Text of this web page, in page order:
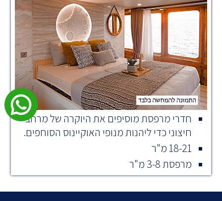
חדרי מרפסת מוסיפים את היוקרה של מרחב
חיצוני כדי ליהנות מנופי האוקיינוס ​​הסוחפים.
18-21 מ"ר
מרפסת 3-8 מ"ר